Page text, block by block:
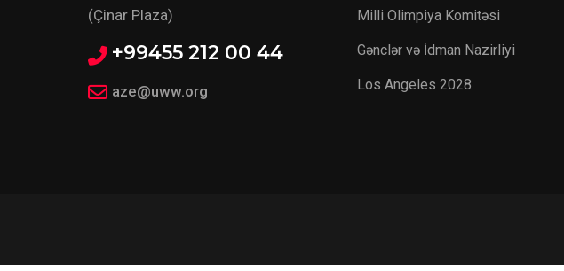
(Çinar Plaza)
+99455 212 00 44
aze@uww.org
Milli Olimpiya Komitəsi
Gənclər və İdman Nazirliyi
Los Angeles 2028